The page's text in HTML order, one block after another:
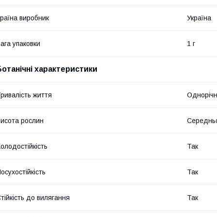
виробник Україна
упаковки 1 г
характеристики
життя
рослин
Так
Так
до вилягання Так